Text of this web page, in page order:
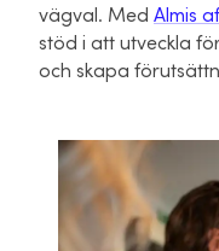
vägval. Med Almis
stöd i att utveckla
och skapa